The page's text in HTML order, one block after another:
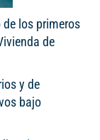
de los primeros
de
y de
bajo